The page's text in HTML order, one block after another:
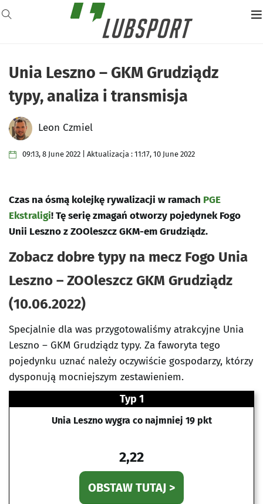
Unia Leszno – GKM Grudziądz
typy, analiza i transmisja
Leon Czmiel
09:13, 8 June 2022 | Aktualizacja : 11:17, 10 June 2022
Czas na ósmą kolejkę rywalizacji w ramach PGE
Ekstraligi! Tę serię zmagań otworzy pojedynek Fogo
Unii Leszno z ZOOleszcz GKM-em Grudziądz.
Zobacz dobre typy na mecz Fogo Unia
Leszno – ZOOleszcz GKM Grudziądz
(10.06.2022)
Specjalnie dla was przygotowaliśmy atrakcyjne Unia
Leszno – GKM Grudziądz typy. Za faworyta tego
pojedynku uznać należy oczywiście gospodarzy, którzy
dysponują mocniejszym zestawieniem.
Typ 1
Unia Leszno wygra co najmniej 19 pkt
2,22
OBSTAW TUTAJ >